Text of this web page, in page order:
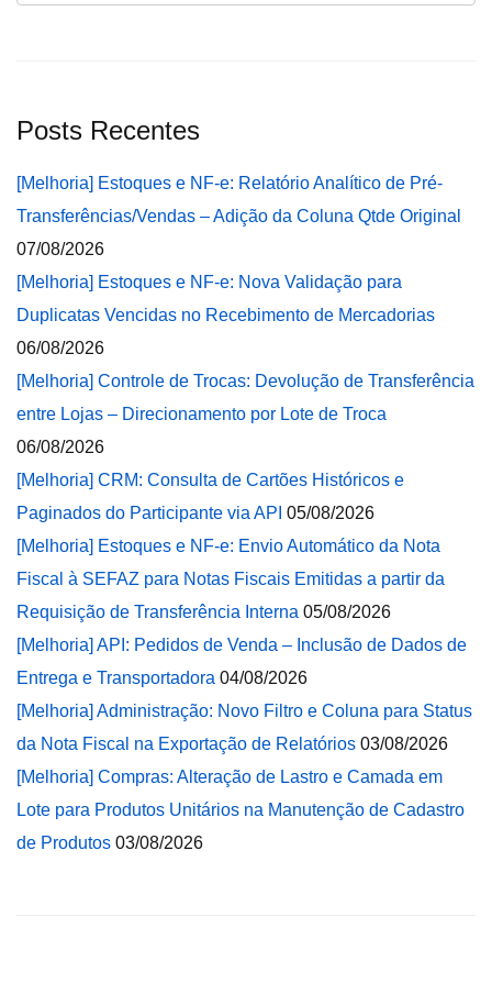
Posts Recentes
[Melhoria] Estoques e NF-e: Relatório Analítico de Pré-
Transferências/Vendas – Adição da Coluna Qtde Original
07/08/2026
[Melhoria] Estoques e NF-e: Nova Validação para
Duplicatas Vencidas no Recebimento de Mercadorias
06/08/2026
[Melhoria] Controle de Trocas: Devolução de Transferência
entre Lojas – Direcionamento por Lote de Troca
06/08/2026
[Melhoria] CRM: Consulta de Cartões Históricos e
Paginados do Participante via API 05/08/2026
[Melhoria] Estoques e NF-e: Envio Automático da Nota
Fiscal à SEFAZ para Notas Fiscais Emitidas a partir da
Requisição de Transferência Interna 05/08/2026
[Melhoria] API: Pedidos de Venda – Inclusão de Dados de
Entrega e Transportadora 04/08/2026
[Melhoria] Administração: Novo Filtro e Coluna para Status
da Nota Fiscal na Exportação de Relatórios 03/08/2026
[Melhoria] Compras: Alteração de Lastro e Camada em
Lote para Produtos Unitários na Manutenção de Cadastro
de Produtos 03/08/2026